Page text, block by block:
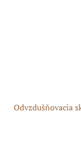
Odvzdušňovacia